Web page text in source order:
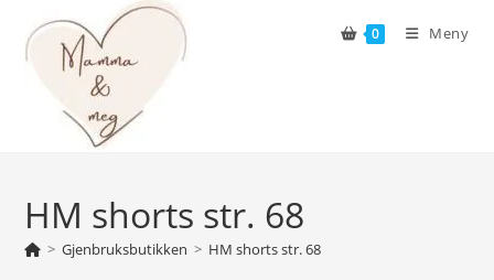
content
0 Meny
HM shorts str. 68
> Gjenbruksbutikken > HM shorts str. 68